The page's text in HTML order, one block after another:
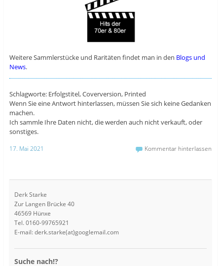
Weitere Sammlerstücke und Raritäten findet man in den Blogs und
News.
Schlagworte: Erfolgstitel, Coverversion, Printed
Wenn Sie eine Antwort hinterlassen, müssen Sie sich keine Gedanken
machen.
Ich sammle Ihre Daten nicht, die werden auch nicht verkauft, oder
sonstiges.
17. Mai 2021 Kommentar hinterlassen
Derk Starke
Zur Langen Brücke 40
46569 Hünxe
Tel. 0160-99765921
E-mail: derk.starke(at)googlemail.com
Suche nach!?